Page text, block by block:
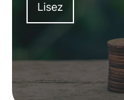
entreprise est
directive.
Lisez